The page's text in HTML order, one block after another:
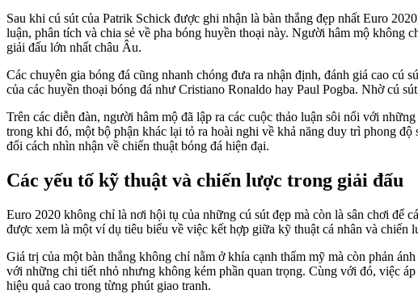
Sau khi cú sút của Patrik Schick được ghi nhận là bàn thắng đẹp nhất Euro
luận, phân tích và chia sẻ về pha bóng huyền thoại này. Người hâm mộ không
giải đấu lớn nhất châu Âu.
Các chuyên gia bóng đá cũng nhanh chóng đưa ra nhận định, đánh giá cao
của các huyền thoại bóng đá như Cristiano Ronaldo hay Paul Pogba. Nhờ cú
Trên các diễn đàn, người hâm mộ đã lập ra các cuộc thảo luận sôi nổi với
trong khi đó, một bộ phận khác lại tỏ ra hoài nghi về khả năng duy trì phong
đổi cách nhìn nhận về chiến thuật bóng đá hiện đại.
Các yếu tố kỹ thuật và chiến lược trong giải đấu
Euro 2020 không chỉ là nơi hội tụ của những cú sút đẹp mà còn là sân chơi để
được xem là một ví dụ tiêu biểu về việc kết hợp giữa kỹ thuật cá nhân và chiến
Giá trị của một bàn thắng không chỉ nằm ở khía cạnh thẩm mỹ mà còn phản
với những chi tiết nhỏ nhưng không kém phần quan trọng. Cùng với đó, việc
hiệu quả cao trong từng phút giao tranh.